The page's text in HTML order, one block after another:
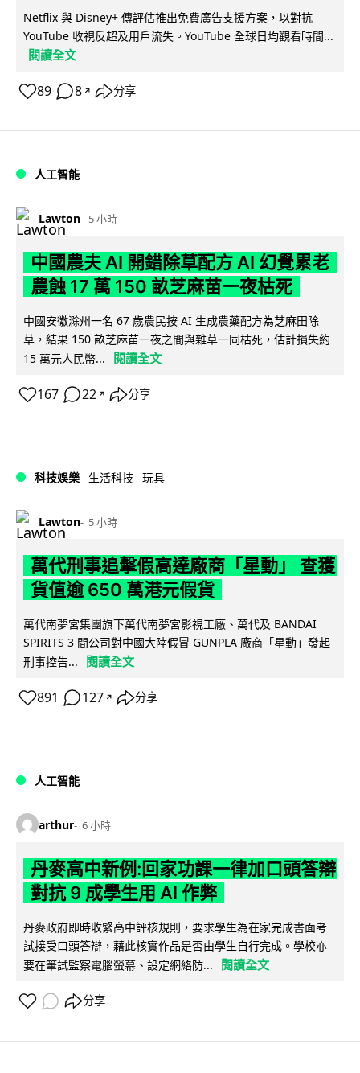
Netflix 與 Disney+ 傳評估推出免費廣告支援方案，以對抗
YouTube 收視反超及用戶流失。YouTube 全球日均觀看時間...
閱讀全文
89 8 ↗ 分享
人工智能
Lawton 5 小時
中國農夫 AI 開錯除草配方 AI 幻覺累老
農蝕 17 萬 150 畝芝麻苗一夜枯死
中國安徽滁州一名 67 歲農民按 AI 生成農藥配方為芝麻田除
草，結果 150 畝芝麻苗一夜之間與雜草一同枯死，估計損失約
15 萬元人民幣...
閱讀全文
167 22 ↗ 分享
科技娛樂 生活科技 玩具
Lawton 5 小時
萬代刑事追擊假高達廠商「星動」 查獲
貨值逾 650 萬港元假貨
萬代南夢宮集團旗下萬代南夢宮影視工廠、萬代及 BANDAI
SPIRITS 3 間公司對中國大陸假冒 GUNPLA 廠商「星動」發起
刑事控告...
閱讀全文
891 127 ↗ 分享
人工智能
arthur 6 小時
丹麥高中新例:回家功課一律加口頭答辯
對抗 9 成學生用 AI 作弊
丹麥政府即時收緊高中評核規則，要求學生為在家完成書面考
試接受口頭答辯，藉此核實作品是否由學生自行完成。學校亦
要在筆試監察電腦螢幕、設定網絡防...
閱讀全文
分享